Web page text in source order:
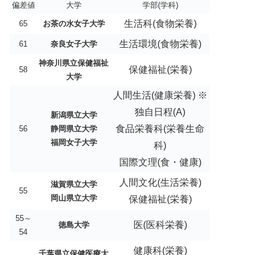
偏差値 大学 学部(学科)
65 お茶の水女子大学 生活科(食物栄養)
61 奈良女子大学 生活環境(食物栄養)
58
神奈川県立保健福祉
大学
保健福祉(栄養)
56
新潟県立大学
静岡県立大学
福岡女子大学
人間生活(健康栄養) ※
独自日程(A)
食品栄養科(栄養生命
科)
国際文理(食・健康)
55
滋賀県立大学
岡山県立大学
人間文化(生活栄養)
保健福祉(栄養)
55～
54
徳島大学 医(医科栄養)
健康科(栄養)